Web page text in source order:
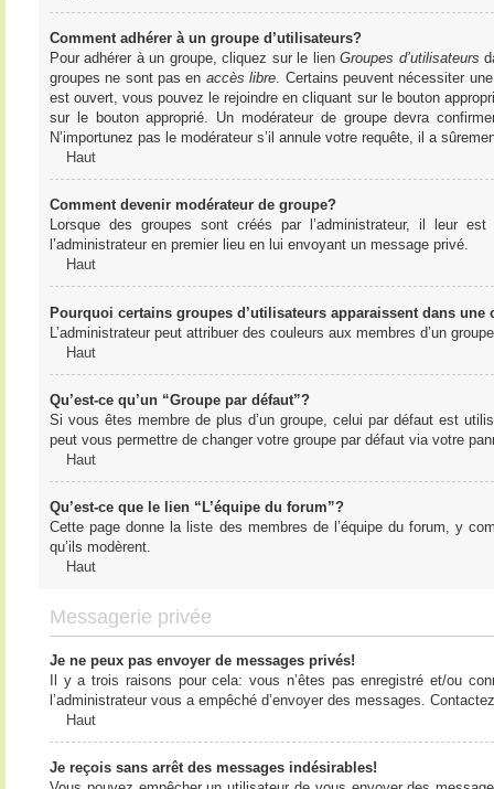
Comment adhérer à un groupe d’utilisateurs?
Pour adhérer à un groupe, cliquez sur le lienGroupes d’utilisateurs
groupes ne sont pas en accès libre. Certains peuvent nécessiter
est ouvert, vous pouvez le rejoindre en cliquant sur le bouton
sur le bouton approprié. Un modérateur de groupe devra
N’importunez pas le modérateur s’il annule votre requête, il a
Haut
Comment devenir modérateur de groupe?
Lorsque des groupes sont créés par l’administrateur, il leur
l’administrateur en premier lieu en lui envoyant un message privé.
Haut
Pourquoi certains groupes d’utilisateurs apparaissent dans une
L’administrateur peut attribuer des couleurs aux membres d’un
Haut
Qu’est-ce qu’un “Groupe par défaut”?
Si vous êtes membre de plus d’un groupe, celui par défaut est
peut vous permettre de changer votre groupe par défaut via votre
Haut
Qu’est-ce que le lien “L’équipe du forum”?
Cette page donne la liste des membres de l’équipe du forum, y
qu’ils modèrent.
Haut
Messagerie privée
Je ne peux pas envoyer de messages privés!
Il y a trois raisons pour cela: vous n’êtes pas enregistré et/ou
l’administrateur vous a empêché d’envoyer des messages.
Haut
Je reçois sans arrêt des messages indésirables!